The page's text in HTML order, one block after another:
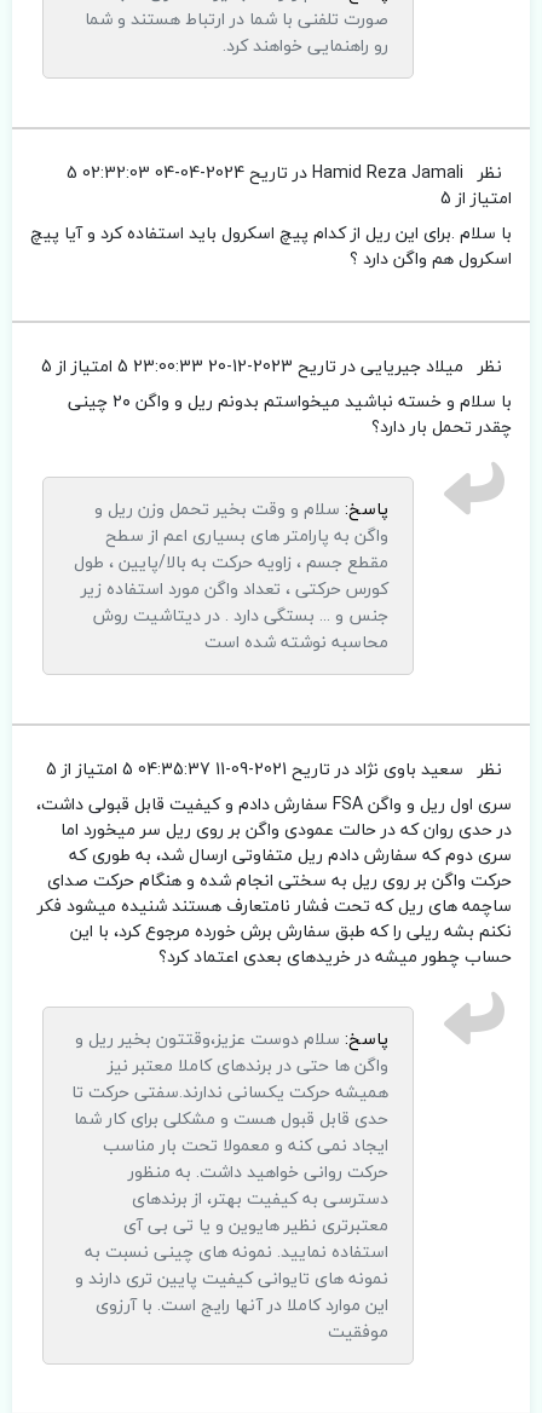
صورت تلفنی با شما در ارتباط هستند و شما
رو راهنمایی خواهند کرد.
نظر Hamid Reza Jamaliدر تاریح 2024-04-04 02:32:03
5
امتیاز از 5
با سلام .برای این ریل از کدام پیچ اسکرول باید استفاده کرد و آیا پیچ
اسکرول هم واگن دارد ؟
نظر میلاد جیریاییدر تاریح 2023-12-20 23:00:33
5 امتیاز از 5
با سلام و خسته نباشید میخواستم بدونم ریل و واگن ۲۰ چینی
چقدر تحمل بار دارد؟
پاسخ: سلام و وقت بخیر تحمل وزن ریل و
واگن به پارامتر های بسیاری اعم از سطح
مقطع جسم ، زاویه حرکت به بالا/پایین ، طول
کورس حرکتی ، تعداد واگن مورد استفاده زیر
جنس و ... بستگی دارد . در دیتاشیت روش
محاسبه نوشته شده است
نظر سعید باوی نژاددر تاریح 2021-09-11 04:35:37
5 امتیاز از 5
سری اول ریل و واگن FSA سفارش دادم و کیفیت قابل قبولی داشت،
در حدی روان که در حالت عمودی واگن بر روی ریل سر میخورد اما
سری دوم که سفارش دادم ریل متفاوتی ارسال شد، به طوری که
حرکت واگن بر روی ریل به سختی انجام شده و هنگام حرکت صدای
ساچمه های ریل که تحت فشار نامتعارف هستند شنیده میشود فکر
نکنم بشه ریلی را که طبق سفارش برش خورده مرجوع کرد، با این
حساب چطور میشه در خریدهای بعدی اعتماد کرد؟
پاسخ: سلام دوست عزیز،وقتتون بخیر ریل و
واگن ها حتی در برندهای کاملا معتبر نیز
همیشه حرکت یکسانی ندارند.سفتی حرکت تا
حدی قابل قبول هست و مشکلی برای کار شما
ایجاد نمی کنه و معمولا تحت بار مناسب
حرکت روانی خواهید داشت. به منظور
دسترسی به کیفیت بهتر، از برندهای
معتبرتری نظیر هایوین و یا تی بی آی
استفاده نمایید. نمونه های چینی نسبت به
نمونه های تایوانی کیفیت پایین تری دارند و
این موارد کاملا در آنها رایج است. با آرزوی
موفقیت